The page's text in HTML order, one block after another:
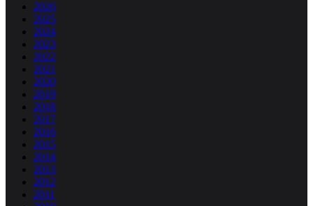
2026
2025
2024
2023
2022
2021
2020
2019
2018
2017
2016
2015
2014
2013
2012
2011